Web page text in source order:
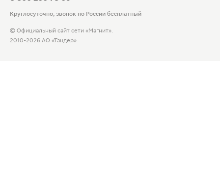
Круглосуточно, звонок по России бесплатный
© Официальный сайт сети «Магнит».
2010-2026 АО «Тандер»